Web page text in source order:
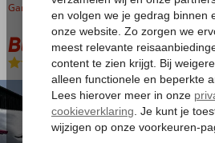
Home
Gambia West Gambia Kotu Bungalow Beach
Bungalow Beach
Logies en ontbijt-Aparthotel